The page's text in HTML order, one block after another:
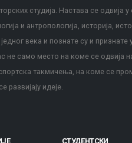
студија. Настава се одвија у
и антропологија, историја,
века и познате су и признате
не само место на коме се одвија
такмичења, на коме се
идеје.
СТУДЕНТСКИ